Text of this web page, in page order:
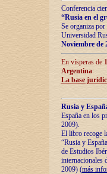
Conferencia
“Rusia en el
Se organiza
Universidad
Noviembre de
En vísperas de
Argentina:
La base
Rusia y
España en los
2009).
El libro recoge
“Rusia y
de Estudios
internacionales
2009) (más